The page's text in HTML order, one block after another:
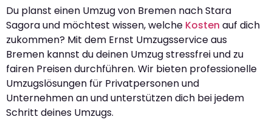
Du planst einen Umzug von Bremen nach Stara
Sagora und möchtest wissen, welche Kosten auf dich
zukommen? Mit dem Ernst Umzugsservice aus
Bremen kannst du deinen Umzug stressfrei und zu
fairen Preisen durchführen. Wir bieten professionelle
Umzugslösungen für Privatpersonen und
Unternehmen an und unterstützen dich bei jedem
Schritt deines Umzugs.